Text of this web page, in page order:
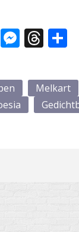
Print
Melkart